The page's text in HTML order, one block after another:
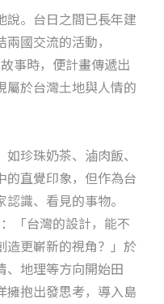
說。台日之間已長年建
國交流的活動，
事時，便計畫傳遞出
屬於台灣土地與人情的
珍珠奶茶、滷肉飯、
的直覺印象，但作為台
識、看見的事物。
「台灣的設計，能不
造更嶄新的視角？」於
、地理等方向開始田
擁抱出發思考，導入島